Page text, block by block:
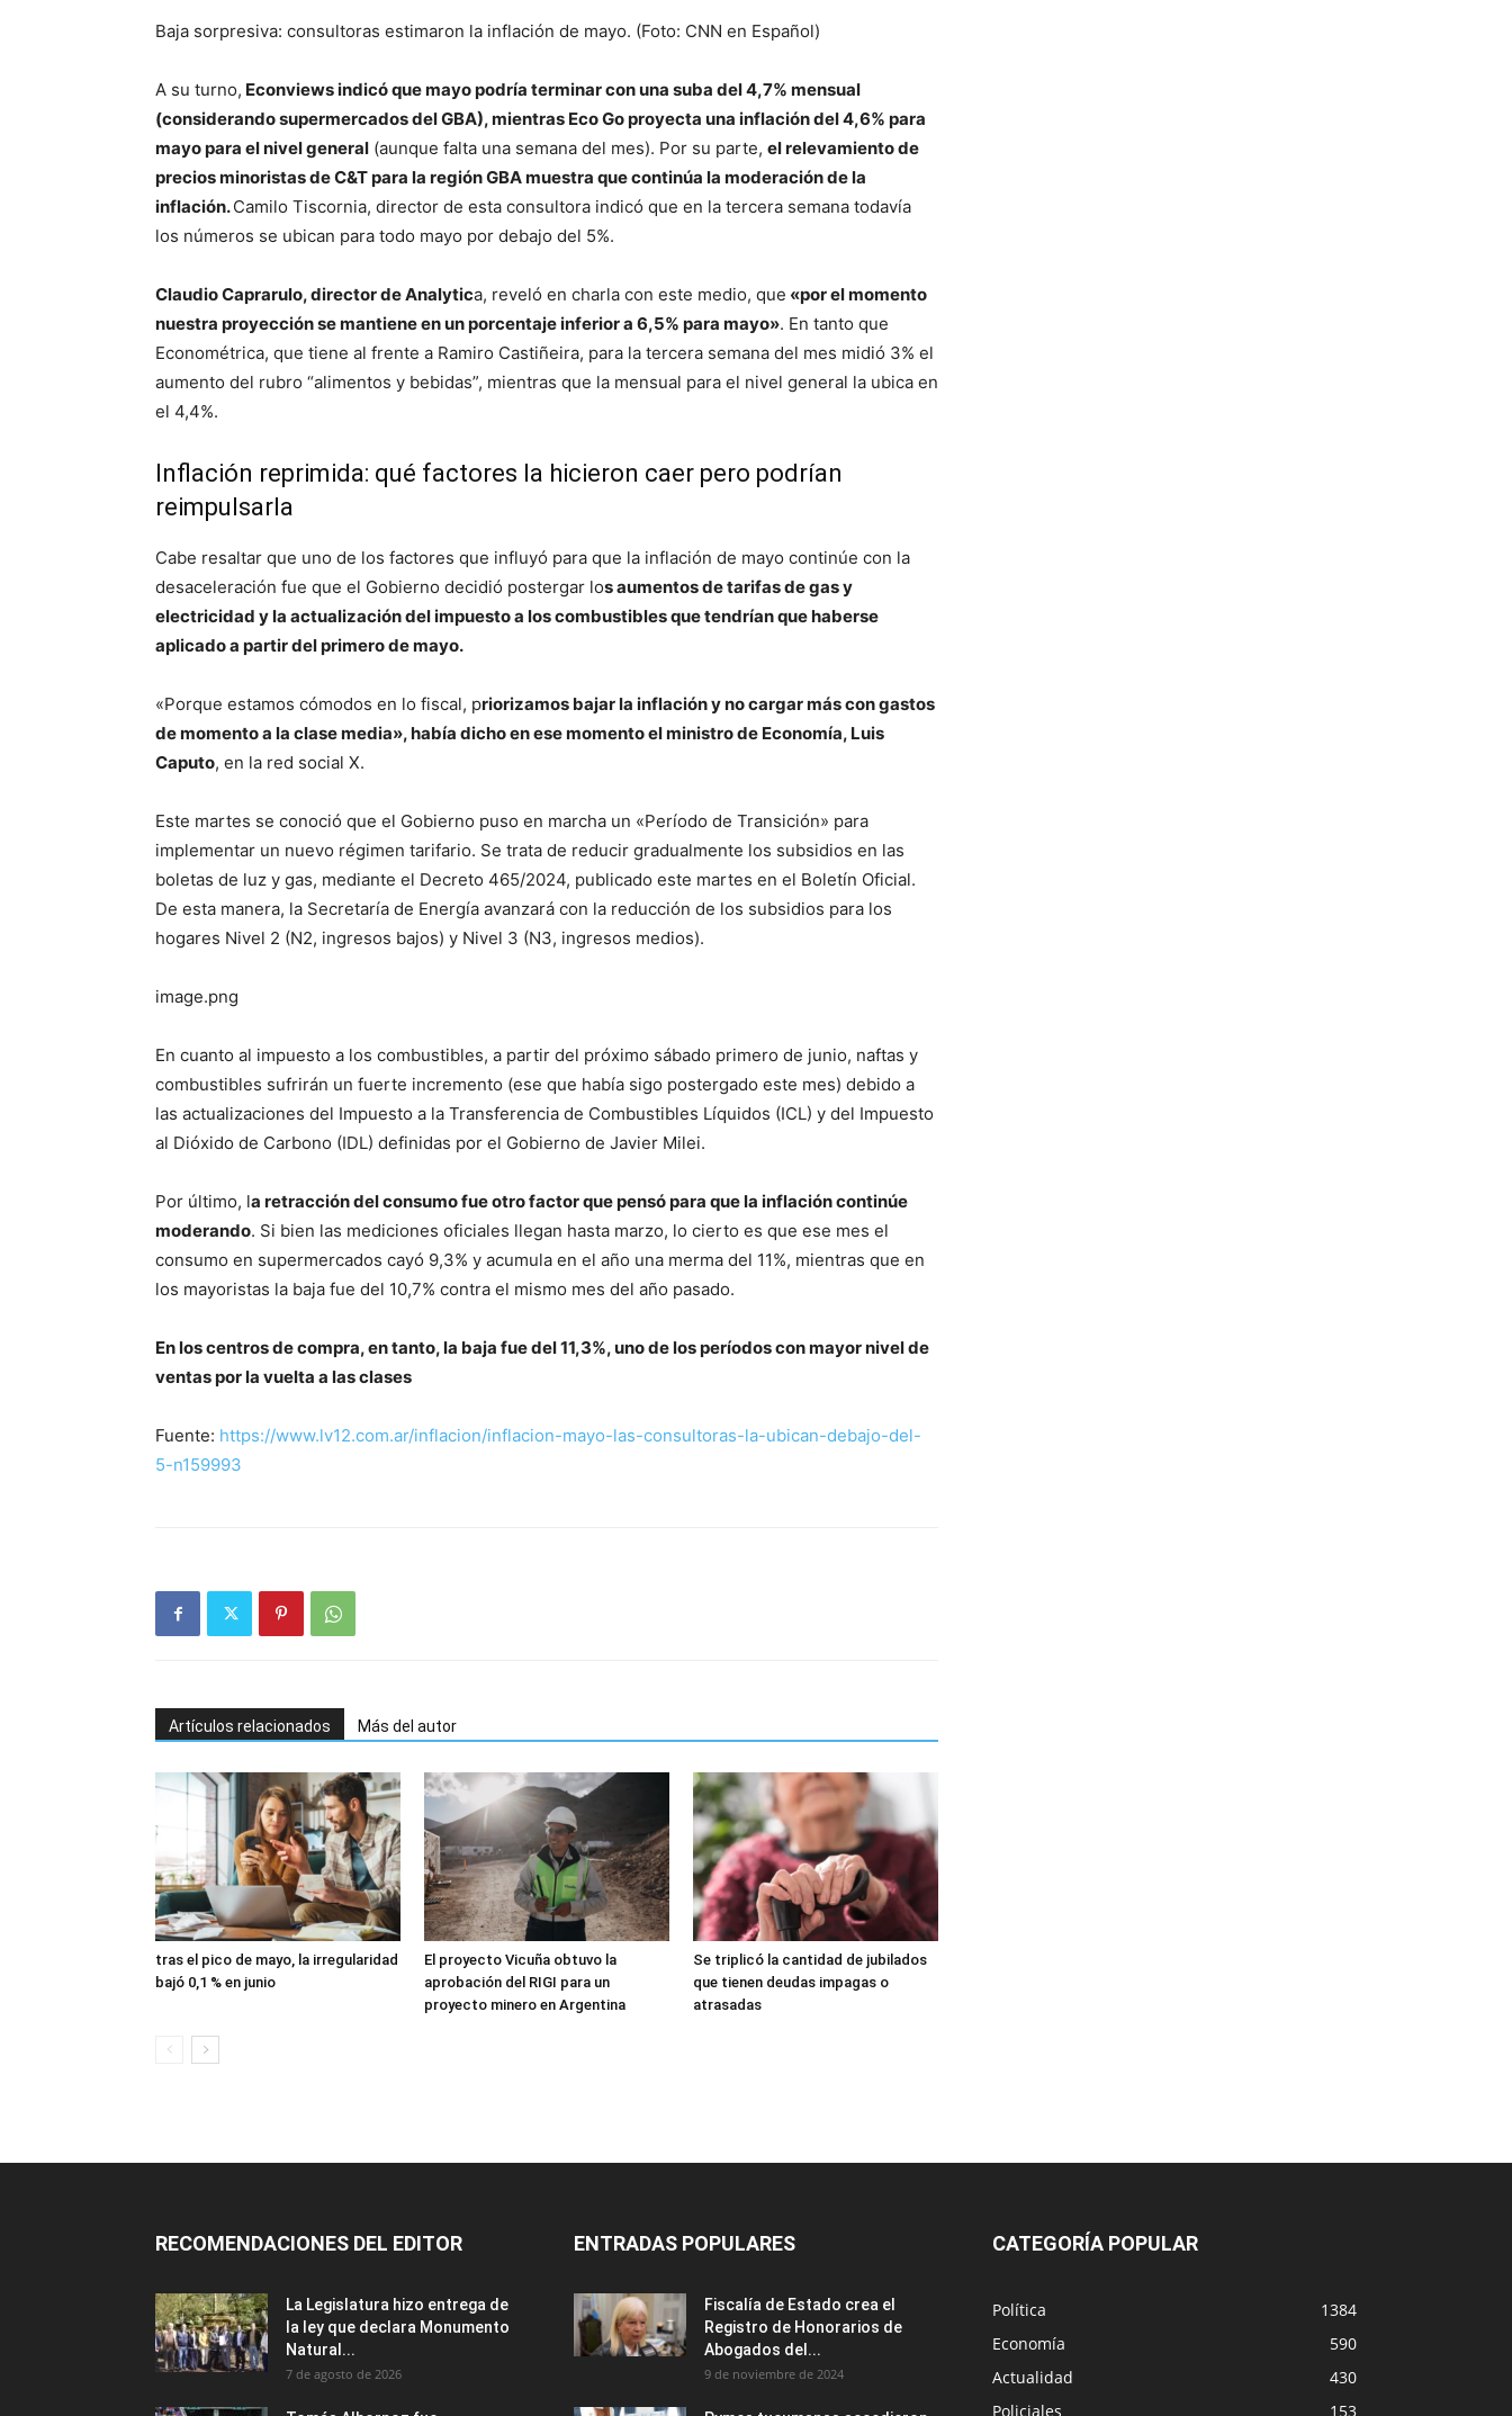
Baja sorpresiva: consultoras estimaron la inflación de mayo. (Foto: CNN en Español)
A su turno, Econviews indicó que mayo podría terminar con una suba del 4,7% mensual
(considerando supermercados del GBA), mientras Eco Go proyecta una inflación del 4,6% para
mayo para el nivel general (aunque falta una semana del mes). Por su parte, el relevamiento de
precios minoristas de C&T para la región GBA muestra que continúa la moderación de la
inflación.Camilo Tiscornia, director de esta consultora indicó que en la tercera semana todavía
los números se ubican para todo mayo por debajo del 5%.
Claudio Caprarulo, director de Analytica, reveló en charla con este medio, que «por el momento
nuestra proyección se mantiene en un porcentaje inferior a 6,5% para mayo». En tanto que
Econométrica, que tiene al frente a Ramiro Castiñeira, para la tercera semana del mes midió 3% el
aumento del rubro “alimentos y bebidas”, mientras que la mensual para el nivel general la ubica en
el 4,4%.
Inflación reprimida: qué factores la hicieron caer pero podrían
reimpulsarla
Cabe resaltar que uno de los factores que influyó para que la inflación de mayo continúe con la
desaceleración fue que el Gobierno decidió postergar los aumentos de tarifas de gas y
electricidad y la actualización del impuesto a los combustibles que tendrían que haberse
aplicado a partir del primero de mayo.
«Porque estamos cómodos en lo fiscal, priorizamos bajar la inflación y no cargar más con gastos
de momento a la clase media», había dicho en ese momento el ministro de Economía, Luis
Caputo, en la red social X.
Este martes se conoció que el Gobierno puso en marcha un «Período de Transición» para
implementar un nuevo régimen tarifario. Se trata de reducir gradualmente los subsidios en las
boletas de luz y gas, mediante el Decreto 465/2024, publicado este martes en el Boletín Oficial.
De esta manera, la Secretaría de Energía avanzará con la reducción de los subsidios para los
hogares Nivel 2 (N2, ingresos bajos) y Nivel 3 (N3, ingresos medios).
image.png
En cuanto al impuesto a los combustibles, a partir del próximo sábado primero de junio, naftas y
combustibles sufrirán un fuerte incremento (ese que había sigo postergado este mes) debido a
las actualizaciones del Impuesto a la Transferencia de Combustibles Líquidos (ICL) y del Impuesto
al Dióxido de Carbono (IDL) definidas por el Gobierno de Javier Milei.
Por último, la retracción del consumo fue otro factor que pensó para que la inflación continúe
moderando. Si bien las mediciones oficiales llegan hasta marzo, lo cierto es que ese mes el
consumo en supermercados cayó 9,3% y acumula en el año una merma del 11%, mientras que en
los mayoristas la baja fue del 10,7% contra el mismo mes del año pasado.
En los centros de compra, en tanto, la baja fue del 11,3%, uno de los períodos con mayor nivel de
ventas por la vuelta a las clases
Fuente: https://www.lv12.com.ar/inflacion/inflacion-mayo-las-consultoras-la-ubican-debajo-del-
5-n159993
Artículos relacionados Más del autor
tras el pico de mayo, la irregularidad
bajó 0,1 % en junio
El proyecto Vicuña obtuvo la
aprobación del RIGI para un
proyecto minero en Argentina
Se triplicó la cantidad de jubilados
que tienen deudas impagas o
atrasadas
RECOMENDACIONES DEL EDITOR
La Legislatura hizo entrega de
la ley que declara Monumento
Natural...
7 de agosto de 2026
ENTRADAS POPULARES
Fiscalía de Estado crea el
Registro de Honorarios de
Abogados del...
9 de noviembre de 2024
CATEGORÍA POPULAR
Política
1384
Economía
590
Actualidad
430
Policiales
153